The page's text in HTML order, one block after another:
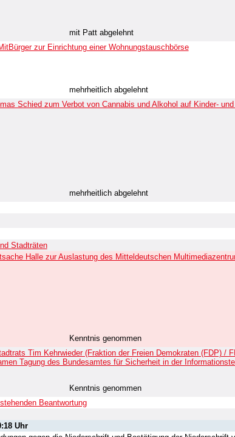
mit Patt abgelehnt
zur Einrichtung einer Wohnungstauschbörse
mehrheitlich abgelehnt
Schied zum Verbot von Cannabis und Alkohol auf Kinder-
mehrheitlich abgelehnt
Stadträten
Halle zur Auslastung des Mitteldeutschen
Kenntnis genommen
Tim Kehrwieder (Fraktion der Freien Demokraten (FDP) /
Tagung des Bundesamtes für Sicherheit in der
Kenntnis genommen
Beantwortung
Uhr